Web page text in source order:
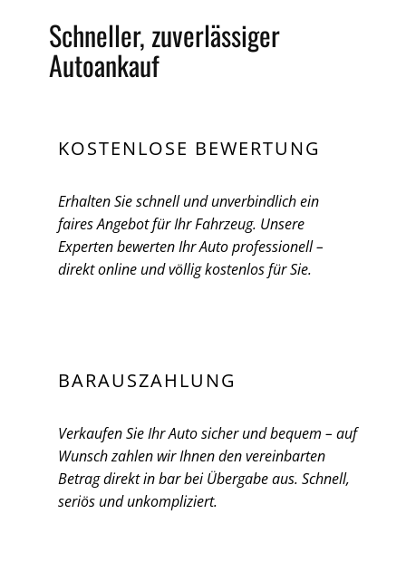
Schneller, zuverlässiger
Autoankauf
KOSTENLOSE BEWERTUNG
Erhalten Sie schnell und unverbindlich ein
faires Angebot für Ihr Fahrzeug. Unsere
Experten bewerten Ihr Auto professionell –
direkt online und völlig kostenlos für Sie.
BARAUSZAHLUNG
Verkaufen Sie Ihr Auto sicher und bequem – auf
Wunsch zahlen wir Ihnen den vereinbarten
Betrag direkt in bar bei Übergabe aus. Schnell,
seriös und unkompliziert.